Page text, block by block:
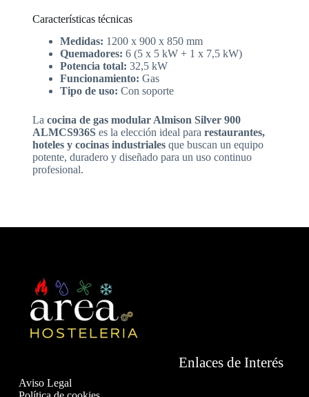
Características técnicas
Medidas: 1200 x 900 x 850 mm
Quemadores: 6 (5 x 5 kW + 1 x 7,5 kW)
Potencia total: 32,5 kW
Funcionamiento: Gas
Tipo de uso: Con soporte
La cocina de gas modular Almison Silver 900
ALMCS936Ses la elección ideal para restaurantes,
hoteles y cocinas industrialesque buscan un equipo
potente, duradero y diseñado para un uso continuo
profesional.
Enlaces de Interés
Aviso Legal